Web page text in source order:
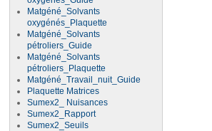
Matgéné_Solvants
oxygénés_Plaquette
Matgéné_Solvants
pétroliers_Guide
Matgéné_Solvants
pétroliers_Plaquette
Matgéné_Travail_nuit_Guide
Plaquette Matrices
Sumex2_ Nuisances
Sumex2_Rapport
Sumex2_Seuils